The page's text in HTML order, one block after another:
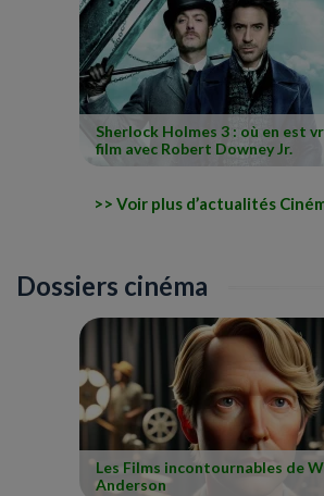
Sherlock Holmes 3 : où en est
film avec Robert Downey Jr.
Voir plus d’actualités
Dossiers cinéma
Les Films incontournables de
Anderson